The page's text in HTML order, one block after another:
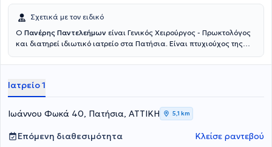
Σχετικά με τον ειδικό
Ο Πανέρης Παντελεήμων είναι Γενικός Χειρούργος - Πρωκτολόγος
και διατηρεί ιδιωτικό ιατρείο στα Πατήσια. Είναι πτυχιούχος της
Βουδαπέστη και ειδικεύτηκε στη γενική χειρουργική στο Γενικό
εμπειρία σε παθήσεις όπως οι αιμορροΐδες, η κήλη, στην
αιμορραγία εντέρου, στην επιμήκη γαστρεκτομή, στα κονδυλώματα,
στη μαστοπάθεια και στο συρίγγιο πρωκτού και παρέχει υπηρεσίες
αφαίρεσης ραμμάτων και λαπαροσκοπικής αντιμετώπισης κήλης.
Είναι συνεργάτης ιατρός του Ερρίκος Ντυνάν Hospital Center και
του Ιατρικού Κέντρου Παλαιού Φαλήρου και έχει διατελέσει
Ιατρείο 1
Ιωάννου Φωκά 40, Πατήσια, ΑΤΤΙΚΗ 5,1 km
Επόμενη διαθεσιμότητα Κλείσε ραντεβού